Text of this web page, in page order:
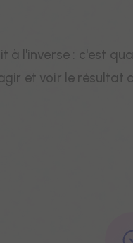
à l'inverse : c'est
et voir le résultat